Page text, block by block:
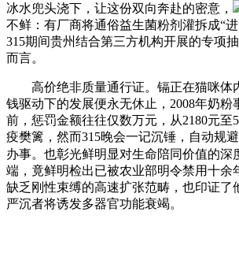
冰水兜头浇下，让这份双向奔赴的密意，
不鲜：有厂商将通俗益生菌粉剂灌拆成“进
315期间贵州结合第三方机构开展的专项
而言。
高价绝非质量通行证。镉正在猫咪体
钱驱动下的发展便永无休止，2008年奶粉
前，惩罚金额往往仅数万元，从2180元至
疫樊篱，然而315晚会一记沉锤，自动规
办事。也彰光鲜明显对生命陪同价值的深
端，竟鲜明检出已被农业部明令禁用十余
缺乏刚性束缚的高速扩张范畴，也印证了
严沉者将诱发多器官功能衰竭。